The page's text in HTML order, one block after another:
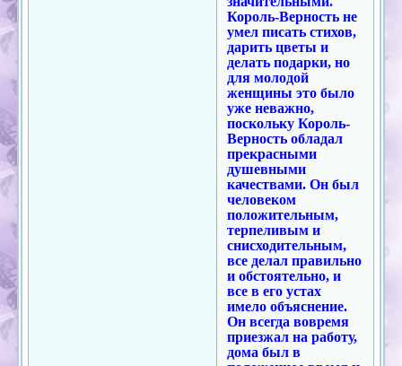
Король-Верность не
умел писать стихов,
дарить цветы и
делать подарки, но
для молодой
женщины это было
уже неважно,
поскольку Король-
Верность обладал
прекрасными
душевными
качествами. Он был
человеком
положительным,
терпеливым и
снисходительным,
все делал правильно
и обстоятельно, и
все в его устах
имело объяснение.
Он всегда вовремя
приезжал на работу,
дома был в